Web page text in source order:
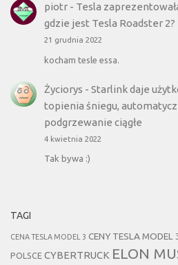
piotr- Tesla
gdzie jest Tesla Roadster 2?
21 grudnia 2022
kocham tesle essa.
Życiorys - Starlink daje
topienia śniegu,
podgrzewanie ciągłe
4 kwietnia 2022
Tak bywa :)
TAGI
CENA TESLA MODEL 3 CENY TESLA MODEL
POLSCE CYBERTRUCK ELON